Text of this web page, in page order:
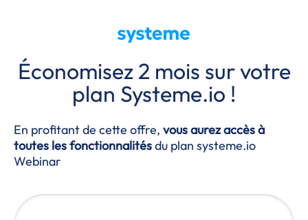
Économisez 2 mois sur votre
plan Systeme.io !
En profitant de cette offre, vous aurez accès à
toutes les fonctionnalitésdu plan systeme.io
Webinar